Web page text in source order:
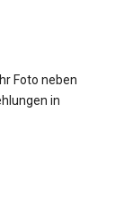
Foto neben
in